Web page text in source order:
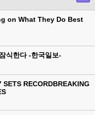
on What They Do Best
식한다 -한국일보-
RECORDBREAKING